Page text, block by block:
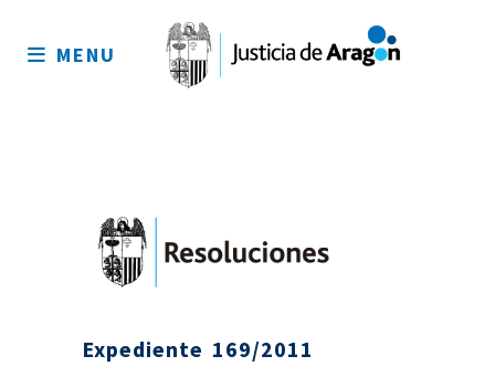
sitio
MENU
Expediente 169/2011